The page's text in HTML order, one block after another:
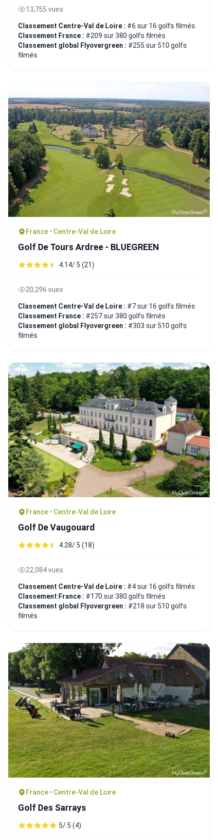
13,755 vues
Classement Centre-Val de Loire : #6 sur 16 golfs filmés
Classement France : #209 sur 380 golfs filmés
Classement global Flyovergreen : #255 sur 510 golfs
filmés
France • Centre-Val de Loire
Golf De Tours Ardree - BLUEGREEN
4.14/ 5 (21)
20,296 vues
Classement Centre-Val de Loire : #7 sur 16 golfs filmés
Classement France : #257 sur 380 golfs filmés
Classement global Flyovergreen : #303 sur 510 golfs
filmés
France • Centre-Val de Loire
Golf De Vaugouard
4.28/ 5 (18)
22,084 vues
Classement Centre-Val de Loire : #4 sur 16 golfs filmés
Classement France : #170 sur 380 golfs filmés
Classement global Flyovergreen : #218 sur 510 golfs
filmés
France • Centre-Val de Loire
Golf Des Sarrays
5/ 5 (4)